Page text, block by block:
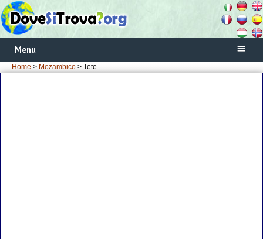
Menu
Home > Mozambico > Tete